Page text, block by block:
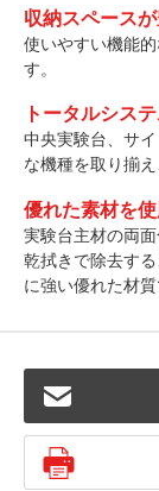
収納スペース
使いやすい機能
す。
トータルシス
中央実験台、サ
な機種を取り揃
優れた素材を使
実験台主材の両
乾拭きで除去す
に強い優れた材質